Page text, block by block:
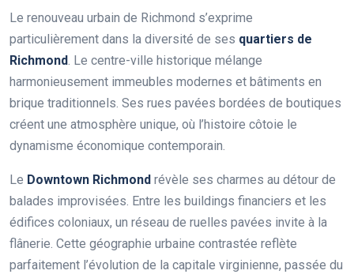
Le renouveau urbain de Richmond s’exprime
particulièrement dans la diversité de ses quartiers de
Richmond. Le centre-ville historique mélange
harmonieusement immeubles modernes et bâtiments en
brique traditionnels. Ses rues pavées bordées de boutiques
créent une atmosphère unique, où l’histoire côtoie le
dynamisme économique contemporain.
Le Downtown Richmond révèle ses charmes au détour de
balades improvisées. Entre les buildings financiers et les
édifices coloniaux, un réseau de ruelles pavées invite à la
flânerie. Cette géographie urbaine contrastée reflète
parfaitement l’évolution de la capitale virginienne, passée du